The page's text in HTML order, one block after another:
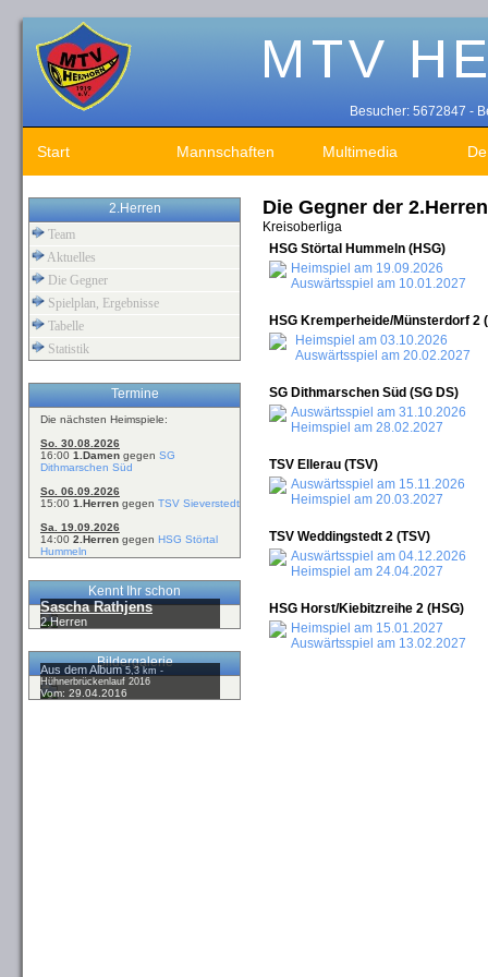
Besucher: 5672847 -
Start Mannschaften Multimedia
2.Herren
Team
Aktuelles
Die Gegner
Spielplan, Ergebnisse
Tabelle
Statistik
Termine
Die nächsten Heimspiele:
So. 30.08.2026
16:00 1.Damen gegen SG
Dithmarschen Süd
So. 06.09.2026
15:00 1.Herren gegen TSV Sieverstedt
Sa. 19.09.2026
14:00 2.Herren gegen HSG Störtal
Hummeln
Kennt Ihr schon
Sascha Rathjens
2.Herren
Bildergalerie
Aus dem Album5,3 km -
Hühnerbrückenlauf 2016
Vom: 29.04.2016
Die Gegner der
Kreisoberliga
HSG Störtal Hummeln (HSG)
Heimspiel am 19.09.2026
Auswärtsspiel am 10.01.2027
HSG Kremperheide/Münsterdorf 2
Heimspiel am 03.10.2026
Auswärtsspiel am 20.02.2027
SG Dithmarschen Süd (SG DS)
Auswärtsspiel am 31.10.2026
Heimspiel am 28.02.2027
TSV Ellerau (TSV)
Auswärtsspiel am 15.11.2026
Heimspiel am 20.03.2027
TSV Weddingstedt 2 (TSV)
Auswärtsspiel am 04.12.2026
Heimspiel am 24.04.2027
HSG Horst/Kiebitzreihe 2 (HSG)
Heimspiel am 15.01.2027
Auswärtsspiel am 13.02.2027